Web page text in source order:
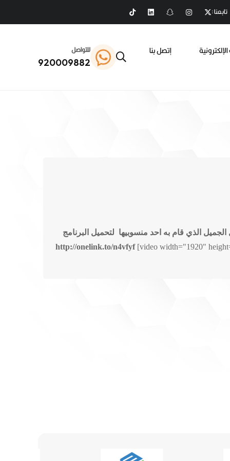
تابعنا :
إتصل بنا
للتواصل
920009882
الذي قام به احد منسوبيها لتحميل البرنامج
http://onelink.to/n4vfyf[video width="1920"